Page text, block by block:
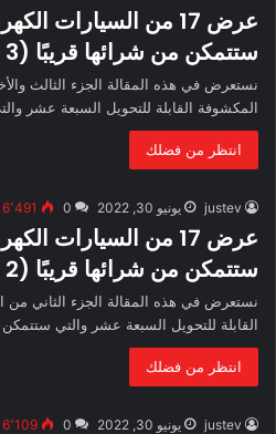
عرض 17 من السيارات
ستتمكن من شرائها قريبًا (3 من 3)
نستعرض في هذه المقالة الجزء الثالث
المكشوفة القابلة للتحويل السبعة عشر
انتظر من فضلك
justev يونيو 30, 2022 0 6٬491
عرض 17 من السيارات
ستتمكن من شرائها قريبًا (2 من 3)
نستعرض في هذه المقالة الجزء الثاني من
القابلة للتحويل السبعة عشر والتي
انتظر من فضلك
justev يونيو 30, 2022 0 6٬109